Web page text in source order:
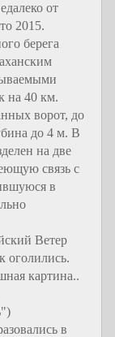
от
2015.
берега
на 40 км.
ворот, до
до 4 м. В
на две
связь с
в
Ветер
оголились.
картина..
в